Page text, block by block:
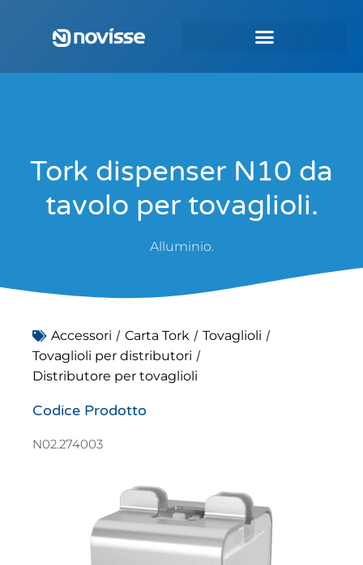
Tork dispenser N10 da
tavolo per tovaglioli.
Alluminio.
Accessori / Carta Tork / Tovaglioli /
Tovaglioli per distributori /
Distributore per tovaglioli
Codice Prodotto
N02.274003